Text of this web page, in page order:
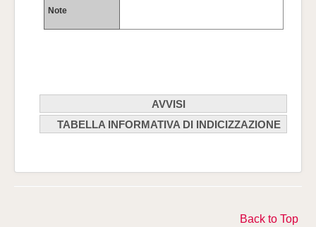
Note
AVVISI
Data
Descrizione Allegato
21/04/2021 ore
DL-G01 è stato aggiornato e
TABELLA INFORMATIVA DI INDICIZZAZIONE
Back to Top